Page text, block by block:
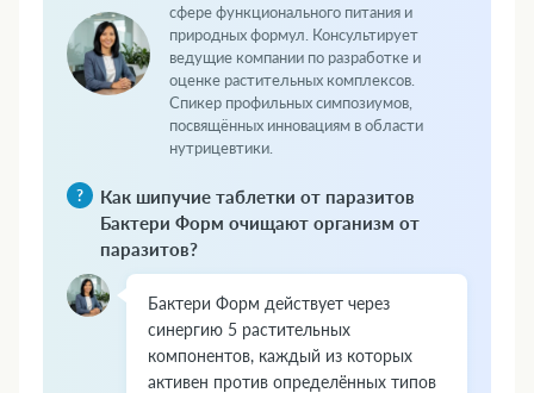
сфере функционального питания и
природных формул. Консультирует
ведущие компании по разработке и
оценке растительных комплексов.
Спикер профильных симпозиумов,
посвящённых инновациям в области
нутрицевтики.
Как шипучие таблетки от паразитов
Бактери Форм очищают организм от
паразитов?
Бактери Форм действует через
синергию 5 растительных
компонентов, каждый из которых
активен против определённых типов